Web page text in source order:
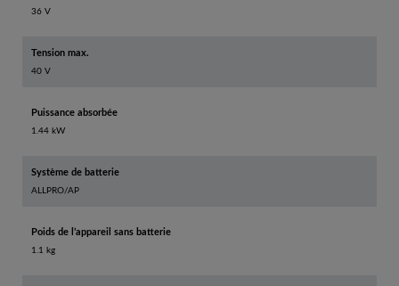
36 V
Tension max.
40 V
Puissance absorbée
1.44 kW
Système de batterie
ALLPRO/AP
Poids de l’appareil sans batterie
1.1 kg